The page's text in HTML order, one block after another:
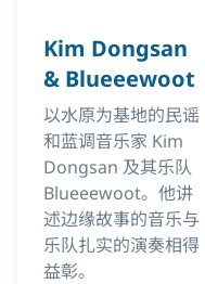
Kim Dongsan
& Blueeewoot
以水原为基地的民谣
和蓝调音乐家 Kim
Dongsan 及其乐队
Blueeewoot。他讲
述边缘故事的音乐与
乐队扎实的演奏相得
益彰。